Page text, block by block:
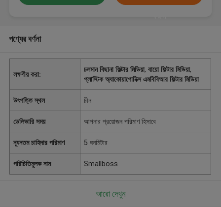
পণ্যের বর্ণনা
লক্ষণীয় করা:
চলমান বিছানা ফিল্টার মিডিয়া,বায়ো ফিল্টার মিডিয়া,
প্লাস্টিক অ্যাকোয়াপোনিক্স এমবিবিআর ফিল্টার মিডিয়া
উৎপত্তি স্থল চীন
ডেলিভারি সময় আপনার প্রয়োজন পরিমাণ হিসাবে
ন্যূনতম চাহিদার পরিমাণ 5 ঘনমিটার
পরিচিতিমুলক নাম Smallboss
আরো দেখুন